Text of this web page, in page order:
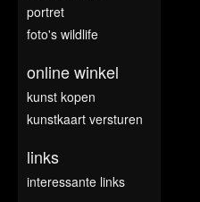
portret
foto's wildlife
online winkel
kunst kopen
kunstkaart versturen
links
interessante links